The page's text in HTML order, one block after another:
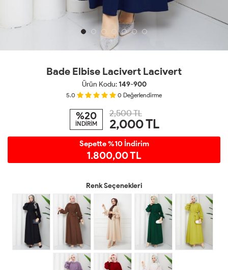
Bade Elbise Lacivert Lacivert
Ürün Kodu:149-900
5.0 0 Değerlendirme
%20
İNDİRİM
2,500 TL
2,000TL
Sepette %10 İndirim
1.800,00 TL
Renk Seçenekleri